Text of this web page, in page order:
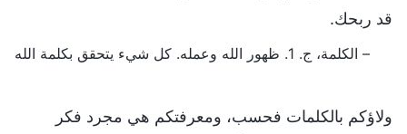
قد ربحك.
– الكلمة، ج. 1. ظهور الله وعمله. كل شيء يتحقق بكلمة الله
ولاؤكم بالكلمات فحسب، ومعرفتكم هي مجرد فكر